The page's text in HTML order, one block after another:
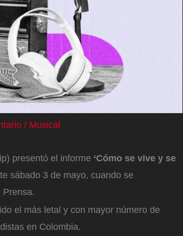
/ Musical
presentó el informe ‘Cómo se vive y se
sábado 3 de mayo, cuando se
Prensa.
el más letal y con mayor número de
en Colombia.